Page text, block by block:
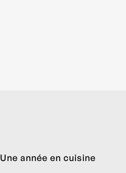
Une année en cuisine